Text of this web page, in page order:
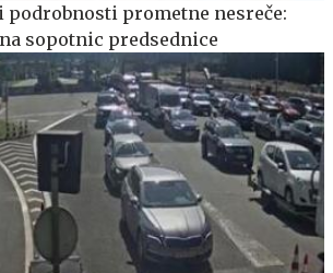
podrobnosti prometne nesreče:
sopotnic predsednice